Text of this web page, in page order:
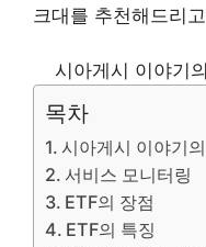
크대를 추천해드리
시아게시 이야기
목차
시아게시 이야기
서비스 모니터링
ETF의 장점
ETF의 특징